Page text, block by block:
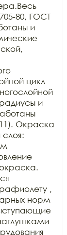
80, ГОСТ
и
цикл
и
Окраска
,
норм